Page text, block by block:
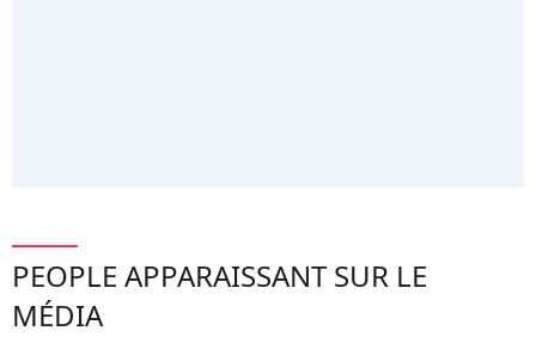
PEOPLE APPARAISSANT SUR LE
MÉDIA